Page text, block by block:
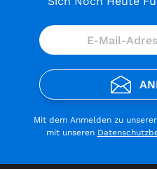
Mit dem Anmelden zu
mit unseren